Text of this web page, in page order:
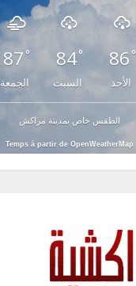
87 °
الجمعة
84°
السبت
86 °
الأحد
الطقس خاص بمدينة مراكش
Temps à partir de OpenWeatherMap